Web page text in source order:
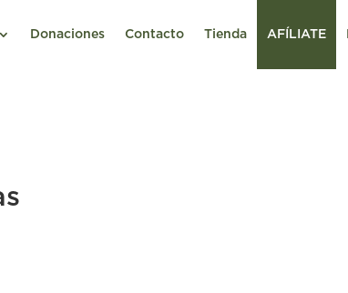
Donaciones Contacto Tienda AFÍLIATE